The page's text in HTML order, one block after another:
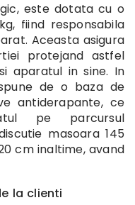
este dotata cu o
fiind responsabila
Aceasta asigura
protejand astfel
aparatul in sine. In
de o baza de
antiderapante, ce
pe parcursul
masoara 145
cm inaltime, avand
la clienti